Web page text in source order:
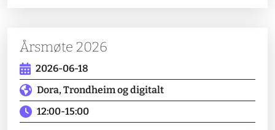
Årsmøte 2026
2026-06-18
Dora, Trondheim og digitalt
12:00-15:00